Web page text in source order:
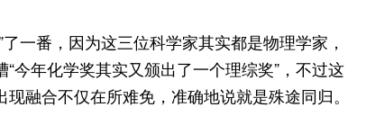
一番，因为这三位科学家其实都是物理学家，
今年化学奖其实又颁出了一个理综奖”，不过这
融合不仅在所难免，准确地说就是殊途同归。